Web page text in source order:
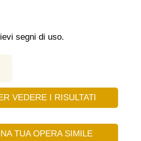
segni di uso.
VEDERE I RISULTATI
TUA OPERA SIMILE